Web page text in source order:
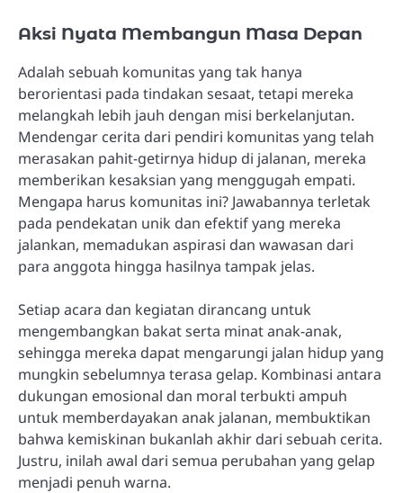
Aksi Nyata Membangun Masa Depan
Adalah sebuah komunitas yang tak hanya
berorientasi pada tindakan sesaat, tetapi mereka
melangkah lebih jauh dengan misi berkelanjutan.
Mendengar cerita dari pendiri komunitas yang telah
merasakan pahit-getirnya hidup di jalanan, mereka
memberikan kesaksian yang menggugah empati.
Mengapa harus komunitas ini? Jawabannya terletak
pada pendekatan unik dan efektif yang mereka
jalankan, memadukan aspirasi dan wawasan dari
para anggota hingga hasilnya tampak jelas.
Setiap acara dan kegiatan dirancang untuk
mengembangkan bakat serta minat anak-anak,
sehingga mereka dapat mengarungi jalan hidup yang
mungkin sebelumnya terasa gelap. Kombinasi antara
dukungan emosional dan moral terbukti ampuh
untuk memberdayakan anak jalanan, membuktikan
bahwa kemiskinan bukanlah akhir dari sebuah cerita.
Justru, inilah awal dari semua perubahan yang gelap
menjadi penuh warna.